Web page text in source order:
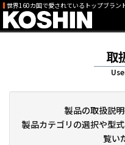
世界160カ国で愛されているトップブラン
取
製品の取扱説
製品カテゴリの選択や型
覧い